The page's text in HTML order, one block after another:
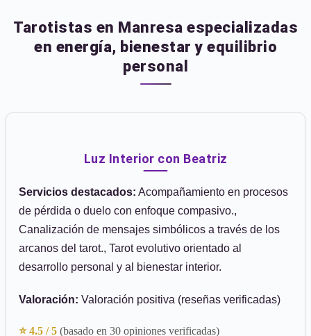
Tarotistas en Manresa especializadas
en energía, bienestar y equilibrio
personal
Luz Interior con Beatriz
Servicios destacados: Acompañamiento en procesos
de pérdida o duelo con enfoque compasivo.,
Canalización de mensajes simbólicos a través de los
arcanos del tarot., Tarot evolutivo orientado al
desarrollo personal y al bienestar interior.
Valoración: Valoración positiva (reseñas verificadas)
⭐ 4.5 / 5 (basado en 30 opiniones verificadas)